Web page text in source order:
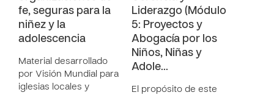
fe, seguras para la
niñez y la
adolescencia
Material desarrollado
por Visión Mundial para
iglesias locales y
Liderazgo (Módulo
5: Proyectos y
Abogacía por los
Niños, Niñas y
Adole…
El propósito de este